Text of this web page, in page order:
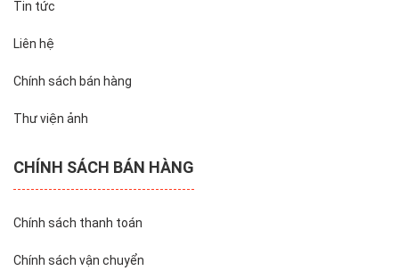
Tin tức
Liên hệ
Chính sách bán hàng
Thư viện ảnh
CHÍNH SÁCH BÁN HÀNG
Chính sách thanh toán
Chính sách vận chuyển